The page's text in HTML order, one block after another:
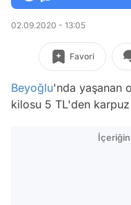
02.09.2020 - 13:05
Favori
Beyoğlu'nda yaşanan
kilosu 5 TL'den karpuz
İçeriğin